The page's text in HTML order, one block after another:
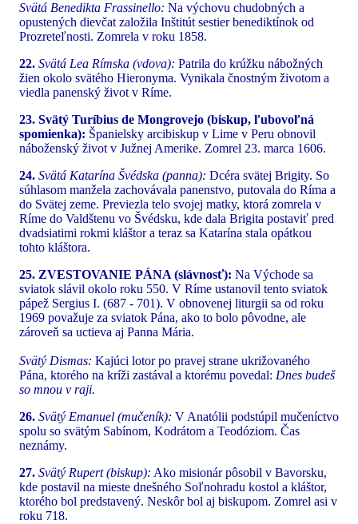
Svätá Benedikta Frassinello: Na výchovu chudobných a
opustených dievčat založila Inštitút sestier benediktínok od
Prozreteľnosti. Zomrela v roku 1858.
22. Svätá Lea Rímska (vdova): Patrila do krúžku nábožných
žien okolo svätého Hieronyma. Vynikala čnostným životom a
viedla panenský život v Ríme.
23. Svätý Turíbius de Mongrovejo (biskup, ľubovoľná
spomienka): Španielsky arcibiskup v Lime v Peru obnovil
náboženský život v Južnej Amerike. Zomrel 23. marca 1606.
24. Svätá Katarína Švédska (panna): Dcéra svätej Brigity. So
súhlasom manžela zachovávala panenstvo, putovala do Ríma a
do Svätej zeme. Previezla telo svojej matky, ktorá zomrela v
Ríme do Valdštenu vo Švédsku, kde dala Brigita postaviť pred
dvadsiatimi rokmi kláštor a teraz sa Katarína stala opátkou
tohto kláštora.
25. ZVESTOVANIE PÁNA (slávnosť): Na Východe sa
sviatok slávil okolo roku 550. V Ríme ustanovil tento sviatok
pápež Sergius I. (687 - 701). V obnovenej liturgii sa od roku
1969 považuje za sviatok Pána, ako to bolo pôvodne, ale
zároveň sa uctieva aj Panna Mária.
Svätý Dismas: Kajúci lotor po pravej strane ukrižovaného
Pána, ktorého na kríži zastával a ktorému povedal: Dnes budeš
so mnou v raji.
26. Svätý Emanuel (mučeník): V Anatólii podstúpil mučeníctvo
spolu so svätým Sabínom, Kodrátom a Teodóziom. Čas
neznámy.
27. Svätý Rupert (biskup): Ako misionár pôsobil v Bavorsku,
kde postavil na mieste dnešného Soľnohradu kostol a kláštor,
ktorého bol predstavený. Neskôr bol aj biskupom. Zomrel asi v
roku 718.